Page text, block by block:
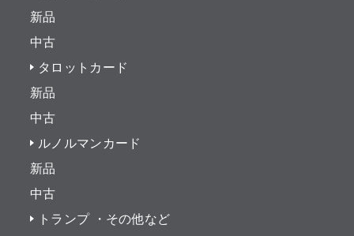
新品
中古
タロットカード
新品
中古
ルノルマンカード
新品
中古
トランプ ・その他など